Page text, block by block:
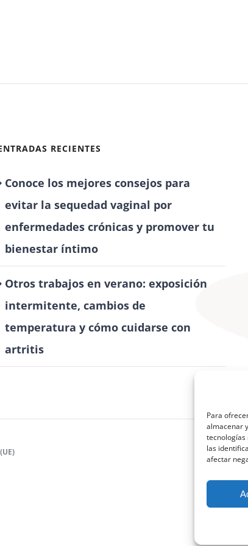
Para
almacenar
tecnologías
las
afectar
RECIENTES
Conoce los mejores consejos para
evitar la sequedad vaginal por
enfermedades crónicas y promover tu
bienestar íntimo
Otros trabajos en verano: exposición
intermitente, cambios de
temperatura y cómo cuidarse con
artritis